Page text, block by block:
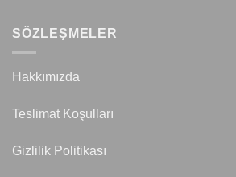
SÖZLEŞMELER
Hakkımızda
Teslimat Koşulları
Gizlilik Politikası